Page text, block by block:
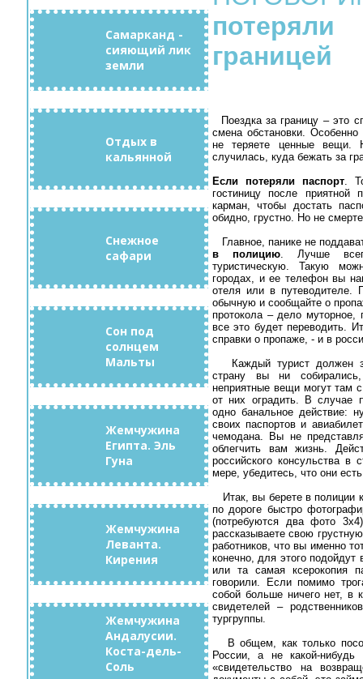
Самарканд -
сияющий лик
земли
Отдых в
кальянной
Снежное
сафари
Сон под
солнцем
Мальты
Жемчужина
Египта. Эль
Гуна
Жемчужина
Леванта.
Кирения
Жемчужина
Андалусии.
Коста-дель-
Соль
границей
Поездка за границу – это
смена обстановки.
не теряете ценные вещи.
случилась, куда бежать за
Если потеряли паспорт.
гостиницу после приятной
карман, чтобы достать
обидно, грустно. Но не
Главное, панике не
в полицию. Лучше
туристическую. Такую
городах, и ее телефон вы
отеля или в путеводителе.
обычную и сообщайте о
протокола – дело муторное,
все это будет переводить.
справки о пропаже, - и в
Каждый турист должен
страну вы ни
неприятные вещи могут там
от них оградить. В случае
одно банальное действие:
своих паспортов и
чемодана. Вы не
облегчить вам жизнь.
российского консульства в
мере, убедитесь, что они
Итак, вы берете в полиции
по дороге быстро
(потребуются два фото
рассказываете свою
работников, что вы именно
конечно, для этого
или та самая ксерокопия
говорили. Если помимо
собой больше ничего нет, в
свидетелей –
тургруппы.
В общем, как только
России, а не какой-
«свидетельство на